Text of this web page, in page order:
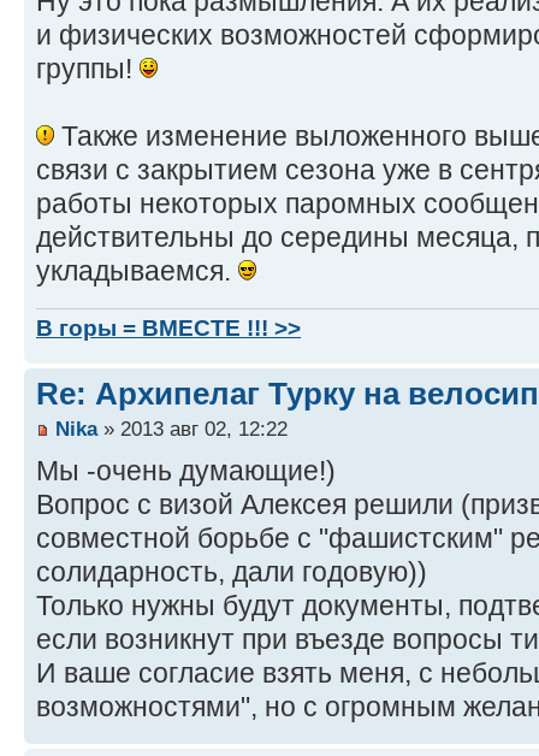
и физических возможностей
группы!
Также изменение выложенного
связи с закрытием сезона уже в
работы некоторых паромных
действительны до середины месяца,
укладываемся.
В горы = ВМЕСТЕ !!! >>
Re: Архипелаг Турку на
Nika» 2013 авг 02, 12:22
Мы -очень думающие!)
Вопрос с визой Алексея решили
совместной борьбе с "фашистским"
солидарность, дали годовую))
Только нужны будут документы,
если возникнут при въезде вопросы
И ваше согласие взять меня, с
возможностями", но с огромным